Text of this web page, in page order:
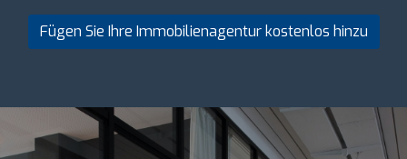
Fügen Sie Ihre Immobilienagentur kostenlos hinzu